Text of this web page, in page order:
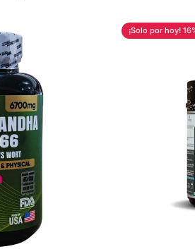
¡Solo por hoy!